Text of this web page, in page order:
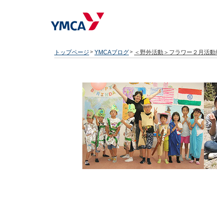
トップページ YMCAブログ ＜野外活動＞フラワー２月活動